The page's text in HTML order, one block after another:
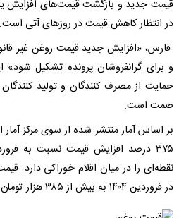
قیمت‌ جدید و بازگشت قیمت‌های افزایش
در انتظار کاهش قیمت در روزهای آتی است.
فارس، «افزایش جدید قیمت روغن غیر
و برای گرانفروشان پرونده تشکیل شود»
صمت است.
بر اساس آمار منتشر شده از سوی مرکز آمار
۳۷۵ درصد افزایش قیمت نسبت به
در فروردین ۱۴۰۴ به بیش از ۳۸۵ هزار تومان در فروردین ۱۴۰۵ رسیده است.